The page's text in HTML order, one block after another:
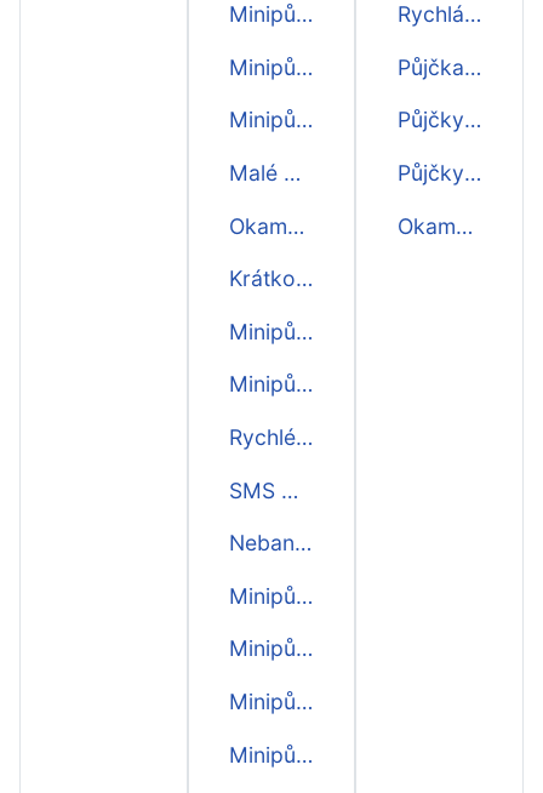
Minipůjčky do 5 minut
Minipůjčky do 10 minut
Minipůjčky do dalšího dne
Malé minipůjčky
Okamžité minipůjčky
Krátkodobé minipůjčky
Minipůjčky online
Minipůjčky i o víkendu
Rychlé SMS minipůjčky
SMS minipůjčky
Nebankovní minipůjčky
Minipůjčky bez registru
Minipůjčky ihned na účet
Minipůjčky ihned
Minipůjčky do výplaty
Rychlá půjčka před výplatou
Půjčka bez doložení příjmu
Půjčky před výplatou
Půjčky na OP
Okamžitá půjčka